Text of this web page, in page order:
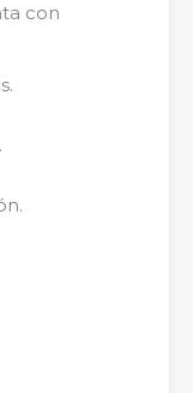
con